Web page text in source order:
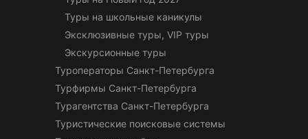
Туры на школьные каникулы
Эксклюзивные туры, VIP туры
Экскурсионные туры
Туроператоры Санкт-Петербурга
Турфирмы Санкт-Петербурга
Турагентства Санкт-Петербурга
Туристические поисковые системы